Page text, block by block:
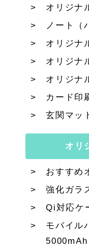
オリジナ
ノート（
オリジナ
オリジナ
オリジナ
カード印
玄関マッ
オリ
おすすめ
強化ガラ
Qi対応ケ
モバイル
5000mAh